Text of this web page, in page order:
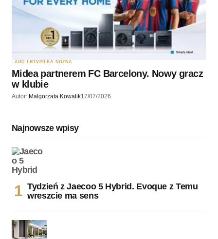
AGD I RTV PIŁKA NOŻNA
Midea partnerem FC Barcelony. Nowy gracz
w klubie
Autor: Malgorzata Kowalik17/07/2026
Najnowsze wpisy
Tydzień z Jaecoo 5 Hybrid. Evoque z Temu
wreszcie ma sens